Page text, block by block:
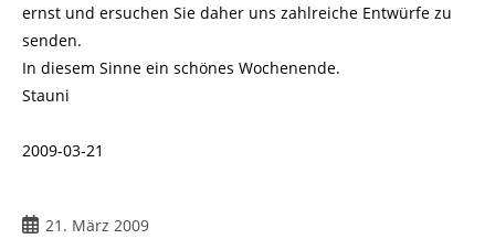
ernst und ersuchen Sie daher uns zahlreiche Entwürfe zu
senden.
In diesem Sinne ein schönes Wochenende.
Stauni
2009-03-21
Beitrag
21. März 2009